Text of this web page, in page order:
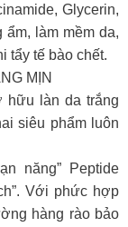
Glycerin,
làm mềm da,
tẩy tế bào chết.
MỊN
làn da trắng
siêu phẩm luôn
năng” Peptide
Với phức hợp
hàng rào bảo